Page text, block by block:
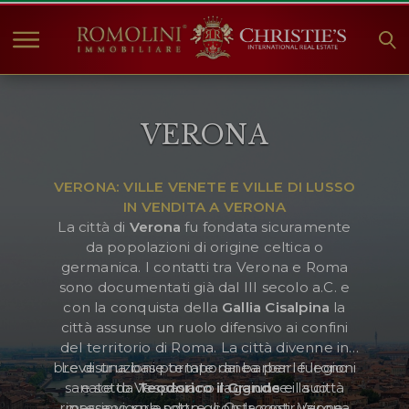
IMMOBILI IN VENDITA
COMPANY
CHRISTIE'S
CONTATTI
Valuta:
$ £
Lingua:
VERONA
VERONA: VILLE VENETE E VILLE DI LUSSO
IN VENDITA A VERONA
La città di Verona fu fondata sicuramente
da popolazioni di origine celtica o
germanica. I contatti tra Verona e Roma
sono documentati già dal III secolo a.C. e
con la conquista della Gallia Cisalpina la
città assunse un ruolo difensivo ai confini
del territorio di Roma. La città divenne in
breve una base temporanea per le legioni
e sotto Vespasiano raggiunse il suo
Le distruzioni portate dai barbari furono
sanate daTeodorico il Grandee la città